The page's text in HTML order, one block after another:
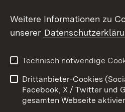
Kontakt
Impressum
Weitere Informationen zu
unserer
Technisch notwendige
Drittanbieter-Cookies
Facebook, X / Twitter und
gesamten Webseite